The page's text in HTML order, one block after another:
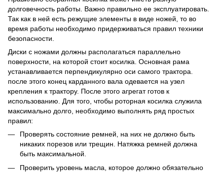
долговечность работы. Важно правильно ее эксплуатировать.
Так как в ней есть режущие элементы в виде ножей, то во
время работы необходимо придерживаться правил техники
безопасности.
Диски с ножами должны располагаться параллельно
поверхности, на которой стоит косилка. Основная рама
устанавливается перпендикулярно оси самого трактора.
после этого конец карданного вала одевается на узел
крепления к трактору. После этого агрегат готов к
использованию. Для того, чтобы роторная косилка служила
максимально долго, необходимо выполнять ряд простых
правил:
Проверять состояние ремней, на них не должно быть
никаких порезов или трещин. Натяжка ремней должна
быть максимальной.
Проверить уровень масла, которое должно обязательно